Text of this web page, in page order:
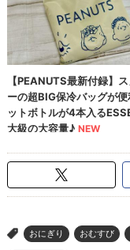
> おにぎり おむすび